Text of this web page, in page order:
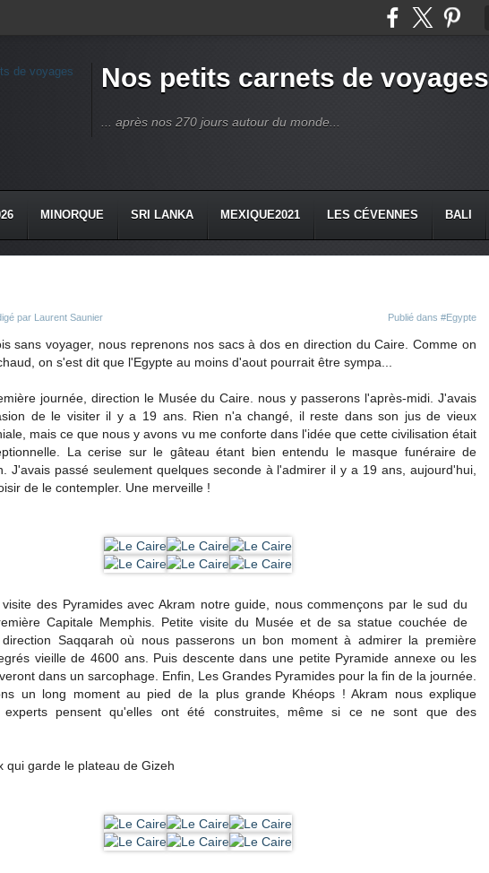
Nos petits carnets de voyages
... après nos 270 jours autour du monde...
MINORQUE SRI LANKA MEXIQUE2021 LES CÉVENNES BALI
par Laurent Saunier Publié dans #Egypte
sans voyager, nous reprenons nos sacs à dos en direction du Caire. Comme on
on s'est dit que l'Egypte au moins d'aout pourrait être sympa...
journée, direction le Musée du Caire. nous y passerons l'après-midi. J'avais
de le visiter il y a 19 ans. Rien n'a changé, il reste dans son jus de vieux
mais ce que nous y avons vu me conforte dans l'idée que cette civilisation était
La cerise sur le gâteau étant bien entendu le masque funéraire de
J'avais passé seulement quelques seconde à l'admirer il y a 19 ans, aujourd'hui,
de le contempler. Une merveille !
des Pyramides avec Akram notre guide, nous commençons par le sud du
Capitale Memphis. Petite visite du Musée et de sa statue couchée de
direction Saqqarah où nous passerons un bon moment à admirer la première
vieille de 4600 ans. Puis descente dans une petite Pyramide annexe ou les
dans un sarcophage. Enfin, Les Grandes Pyramides pour la fin de la journée.
un long moment au pied de la plus grande Khéops ! Akram nous explique
experts pensent qu'elles ont été construites, même si ce ne sont que des
qui garde le plateau de Gizeh